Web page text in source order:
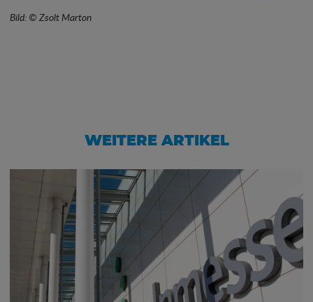
Bild: © Zsolt Marton
WEITERE ARTIKEL